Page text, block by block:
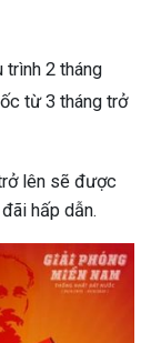
trình 2 tháng
từ 3 tháng trở
lên sẽ được
hấp dẫn.